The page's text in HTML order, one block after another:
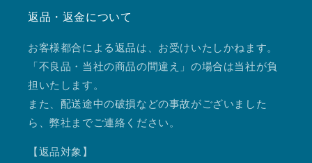
返品・返金について
お客様都合による返品は、お受けいたしかねます。
「不良品・当社の商品の間違え」の場合は当社が負
担いたします。
また、配送途中の破損などの事故がございました
ら、弊社までご連絡ください。
【返品対象】